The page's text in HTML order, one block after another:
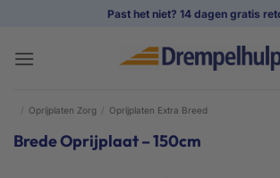
inhoud
Past het niet? 14 dagen gratis
/ Oprijplaten Zorg / Oprijplaten Extra Breed
Brede Oprijplaat – 150cm